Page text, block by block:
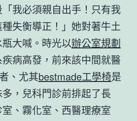
我必須親自出手！只有我
失衡導正！」她對著牛土
大喊。時光以辦公室規劃
病高發，前來該中間就醫
、尤其bestmade工學椅是
，兒科門診前排起了長
、霧化室、西醫理療室